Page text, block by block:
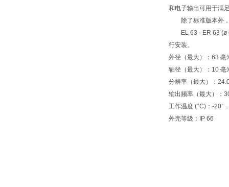
和电子输出可用于满
除了标准版本外，
EL 63 - ER 63 (ø
行安装。
外径（最大）： 63 毫
轴径（最大）： 10 毫
分辨率（最大）：
输出频率（最大）：
工作温度 (°C)： -20°
外壳等级：
IP 66